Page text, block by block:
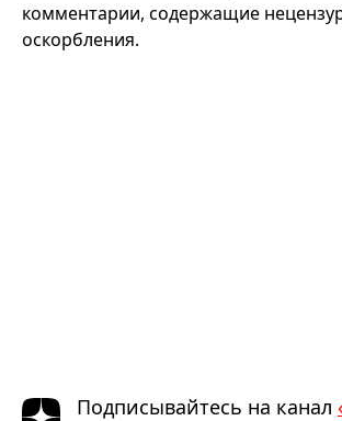
комментарии, содержащие
оскорбления.
Подписывайтесь на канал